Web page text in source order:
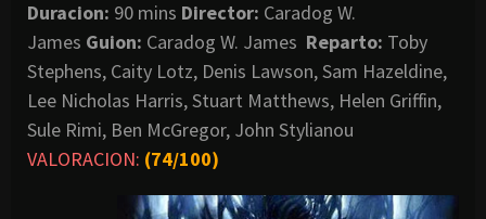
Duracion: 90 mins Director: Caradog W.
James Guion: Caradog W. James Reparto: Toby
Stephens, Caity Lotz, Denis Lawson, Sam Hazeldine,
Lee Nicholas Harris, Stuart Matthews, Helen Griffin,
Sule Rimi, Ben McGregor, John Stylianou
VALORACION: (74/100)